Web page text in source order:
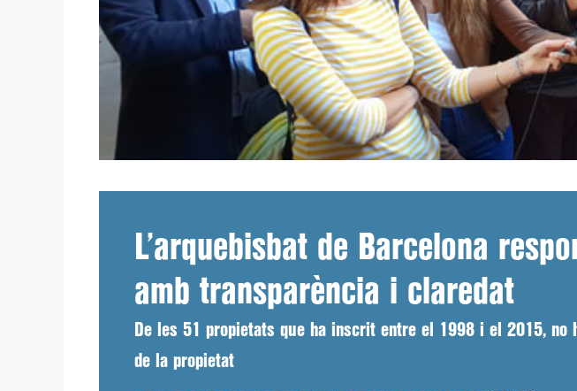
L’arquebisbat de Barcelona
amb transparència i claredat
De les 51 propietats que ha inscrit entre el 1998 i el 2015, no
de la propietat